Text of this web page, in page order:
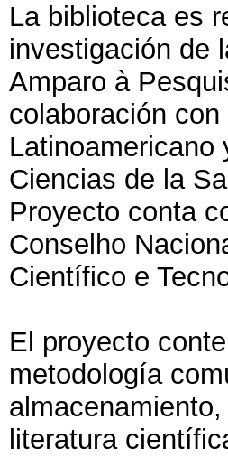
La biblioteca es
investigación de
Amparo à
colaboración con
Latinoamericano
Ciencias de la
Proyecto conta
Conselho
Científico e
El proyecto
metodología
literatura